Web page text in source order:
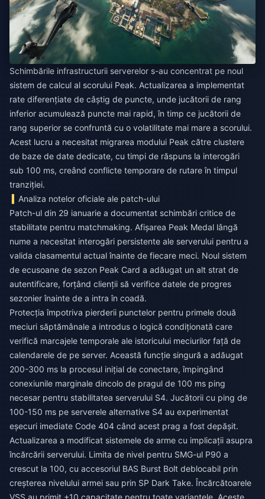
Schimbările infrastructurii serverelor s-au concentrat pe noul
sistem de calcul al scorului Peak. Actualizarea a implementat
rate diferențiate de câștig de puncte, unde jucătorii de rang
inferior acumulează puncte mai rapid, în timp ce jucătorii de
rang superior se confruntă cu o volatilitate mai mare a scorului.
Acest lucru a necesitat migrarea modului Peak către clustere
de baze de date dedicate, cu timpi de răspuns la interogări
sub 100 ms, creând conflicte temporare de rutare în timpul
tranziției.
Analiza notelor oficiale ale patch-ului
Patch-ul din 29 ianuarie a documentat schimbări critice de
stabilitate pentru matchmaking. Afișarea Peak Medal lângă
nume a necesitat interogări persistente ale serverului pentru a
valida clasamentul actual înainte de fiecare meci. Noul sistem
de ecusoane de sezon Peak Card a adăugat un alt strat de
autentificare, forțând clienții să verifice datele de progres
sezonier înainte de a intra în coadă.
Protecția împotriva pierderii punctelor pentru primele două
meciuri săptămânale a introdus o logică condiționată care
verifică marcajele temporale ale istoricului meciurilor față de
calendarele de pe server. Această funcție singură a adăugat
200-300 ms la procesul inițial de conectare, împingând
conexiunile marginale dincolo de pragul de 100 ms ping
necesar pentru stabilitatea serverului S4. Jucătorii cu ping de
100-150 ms pe serverele alternative S4 au experimentat
eșecuri imediate Code 404 când acest prag a fost depășit.
Actualizarea a modificat sistemele de arme cu implicații asupra
încărcării serverului. Limita de nivel pentru SMG-ul P90 a
crescut la 100, cu accesoriul BAS Burst Bolt deblocabil prin
creșterea nivelului armei sau prin SP Dark Take. Încărcătoarele
VSS au primit +10 capacitate pentru toate variantele. Aceste